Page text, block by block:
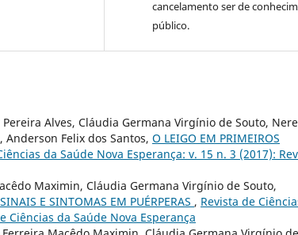
cancelamento ser de
público.
Alves, Cláudia Germana Virgínio de Souto,
Felix dos Santos, O LEIGO EM PRIMEIROS
da Saúde Nova Esperança: v. 15 n. 3 (2017):
Maximin, Cláudia Germana Virgínio de Souto,
E SINTOMAS EM PUÉRPERAS , Revista de
Ciências da Saúde Nova Esperança